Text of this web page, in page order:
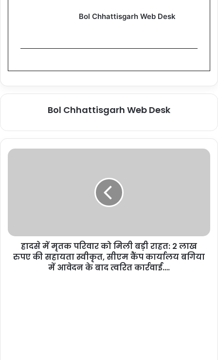
Bol Chhattisgarh Web Desk
Bol Chhattisgarh Web Desk
हादसे में मृतक परिवार को मिली बड़ी राहत: 2 लाख
रुपए की सहायता स्वीकृत, सीएम कैंप कार्यालय बगिया
में आवेदन के बाद त्वरित कार्रवाई….